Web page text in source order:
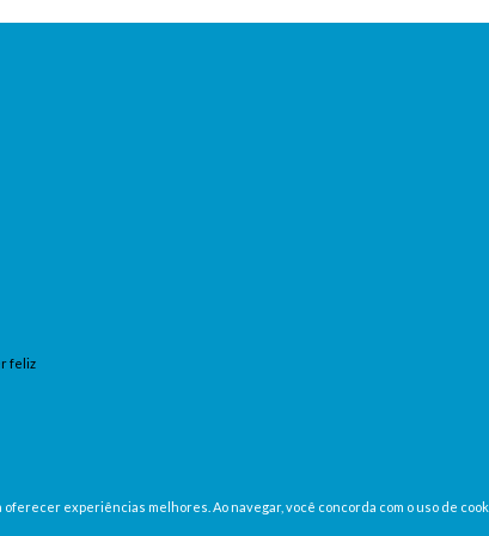
feliz
experiências melhores. Ao navegar, você concorda com o uso de